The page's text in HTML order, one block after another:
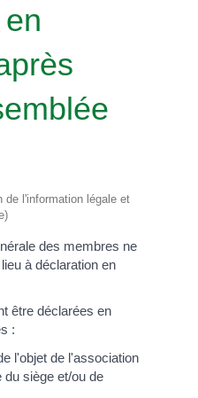
de l'information légale et
des membres ne
à déclaration en
être déclarées en
:
l'objet de l'association
du siège et/ou de